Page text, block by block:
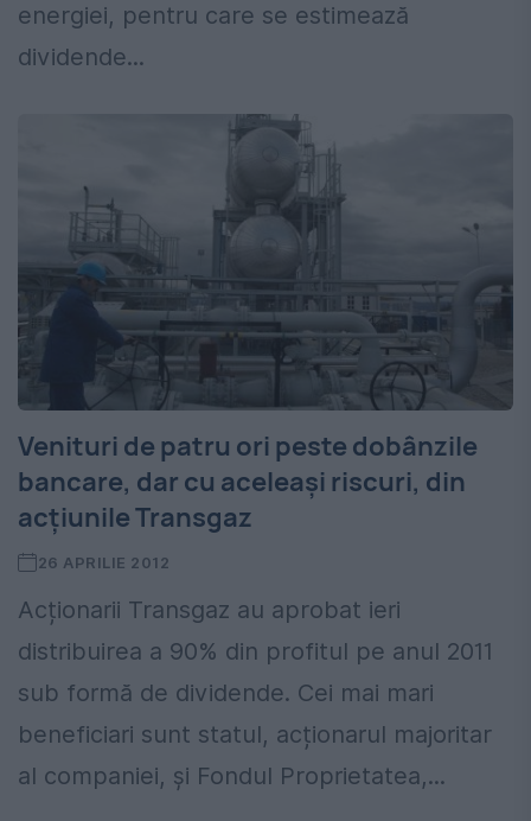
energiei, pentru care se estimează
dividende...
Venituri de patru ori peste dobânzile
bancare, dar cu aceleași riscuri, din
acțiunile Transgaz
26 APRILIE 2012
Acționarii Transgaz au aprobat ieri
distribuirea a 90% din profitul pe anul 2011
sub formă de dividende. Cei mai mari
beneficiari sunt statul, acționarul majoritar
al companiei, și Fondul Proprietatea,...